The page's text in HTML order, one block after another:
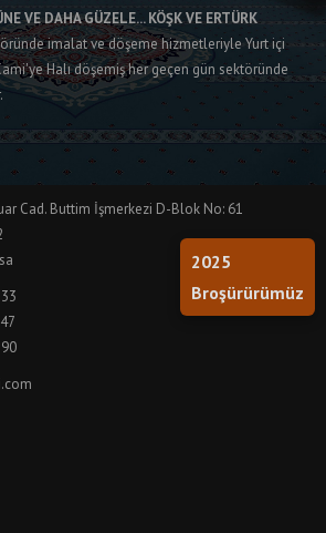
VE DAHA GÜZELE... KÖŞK VE ERTÜRK
imalat ve döşeme hizmetleriyle Yurt içi
Halı döşemiş her geçen gün sektöründe
Cad. Buttim İşmerkezi D-Blok No: 61
2025
Broşürürümüz